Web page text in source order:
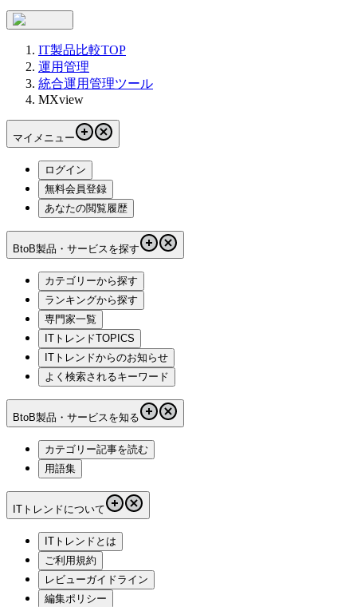
IT製品比較TOP
運用管理
統合運用管理ツール
MXview
マイメニュー
ログイン
無料会員登録
あなたの閲覧履歴
BtoB製品・サービスを探す
カテゴリーから探す
ランキングから探す
専門家一覧
ITトレンドTOPICS
ITトレンドからのお知らせ
よく検索されるキーワード
BtoB製品・サービスを知る
カテゴリー記事を読む
用語集
ITトレンドについて
ITトレンドとは
ご利用規約
レビューガイドライン
編集ポリシー